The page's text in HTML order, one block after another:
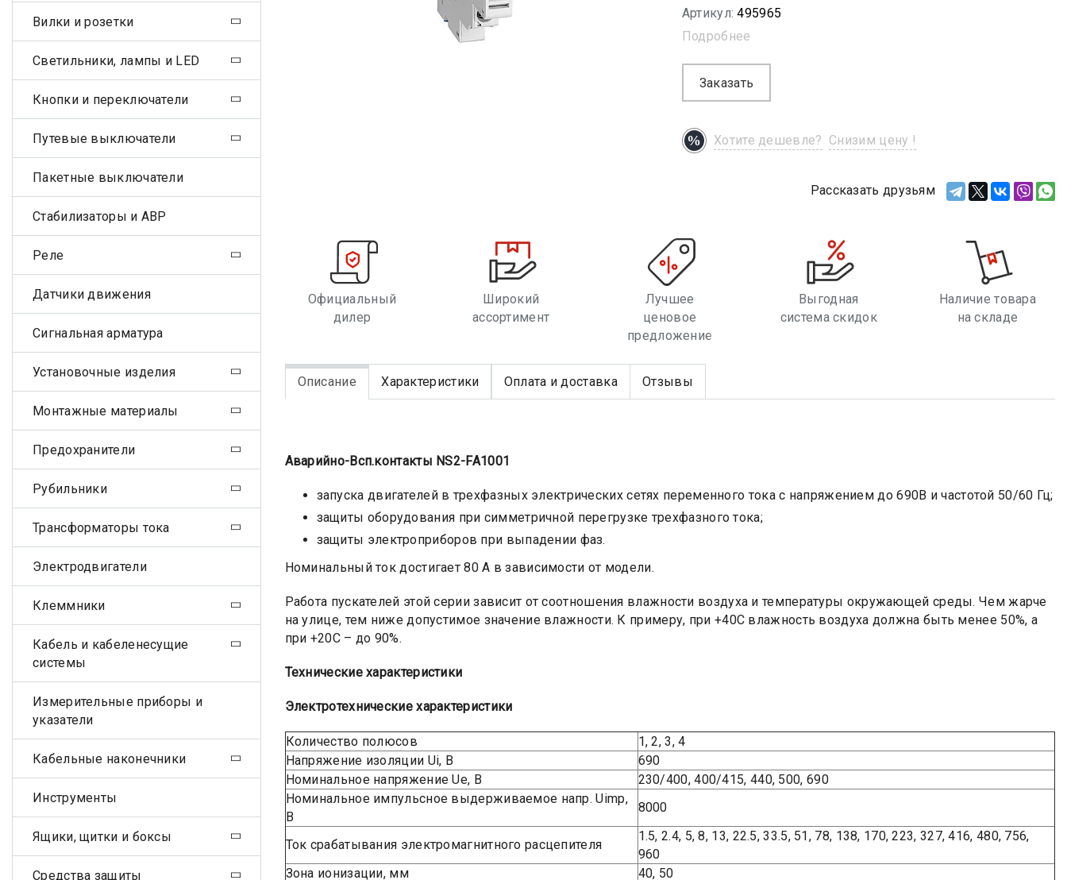
Артикул: 495965
Подробнее
Заказать
Хотите дешевле? Снизим цену !
Рассказать друзьям
Официальный
дилер
Широкий
ассортимент
Лучшее
ценовое
предложение
Выгодная
система скидок
Наличие товара
на складе
Описание Характеристики Оплата и доставка Отзывы
Аварийно-Всп.контакты NS2-FA1001
запуска двигателей в трехфазных электрических сетях переменного тока с напряжением до 690В и частотой 50/60 Гц;
защиты оборудования при симметричной перегрузке трехфазного тока;
защиты электроприборов при выпадении фаз.
Номинальный ток достигает 80 А в зависимости от модели.
Работа пускателей этой серии зависит от соотношения влажности воздуха и температуры окружающей среды. Чем жарче
на улице, тем ниже допустимое значение влажности. К примеру, при +40С влажность воздуха должна быть менее 50%, а
при +20С – до 90%.
Технические характеристики
Электротехнические характеристики
Количество полюсов
1, 2, 3, 4
Напряжение изоляции Ui, B
690
Номинальное напряжение Ue, B
230/400, 400/415, 440, 500, 690
Номинальное импульсное выдерживаемое напр. Uimp,
B
8000
Ток срабатывания электромагнитного расцепителя
1.5, 2.4, 5, 8, 13, 22.5, 33.5, 51, 78, 138, 170, 223, 327, 416, 480, 756,
960
Зона ионизации, мм
40, 50
Вилки и розетки
Светильники, лампы и LED
Кнопки и переключатели
Путевые выключатели
Пакетные выключатели
Стабилизаторы и АВР
Реле
Датчики движения
Сигнальная арматура
Установочные изделия
Монтажные материалы
Предохранители
Рубильники
Трансформаторы тока
Электродвигатели
Клеммники
Кабель и кабеленесущие
системы
Измерительные приборы и
указатели
Кабельные наконечники
Инструменты
Ящики, щитки и боксы
Средства защиты